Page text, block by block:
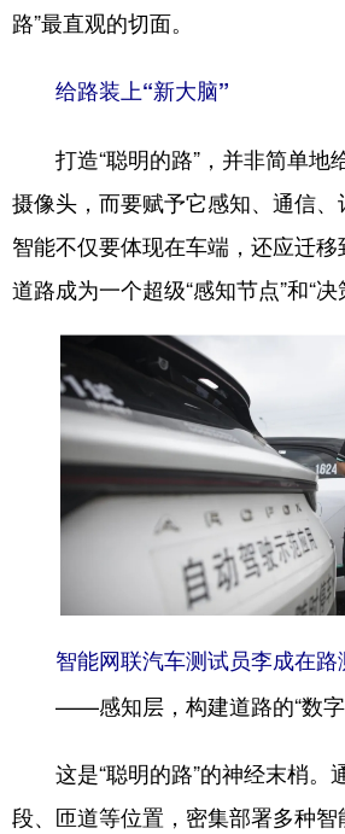
路”最直观的切面。
给路装上“新大脑”
打造“聪明的路”，并非简单地
摄像头，而要赋予它感知、通信、
智能不仅要体现在车端，还应迁
道路成为一个超级“感知节点”和“决
智能网联汽车测试员李成在
——感知层，构建道路的“数字
这是“聪明的路”的神经末梢。
段、匝道等位置，密集部署多种